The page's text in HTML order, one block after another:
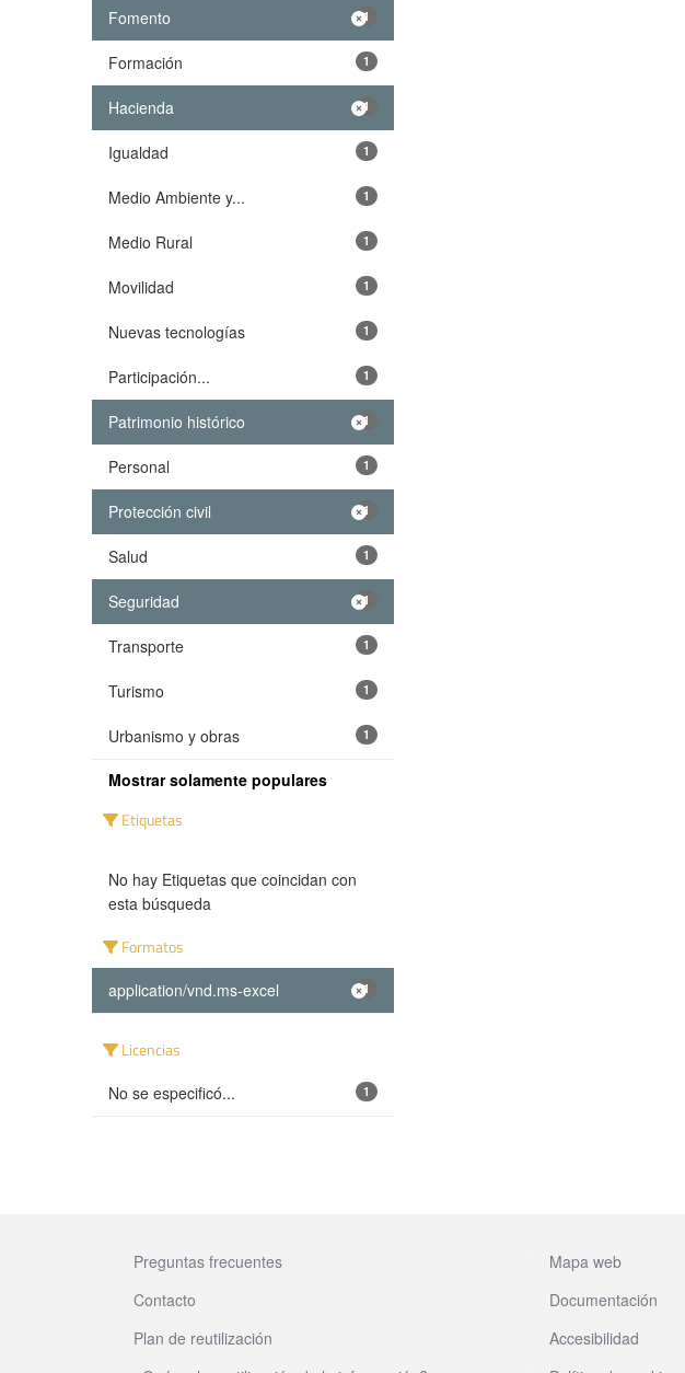
Fomento 1
Formación 1
Hacienda 1
Igualdad 1
Medio Ambiente y... 1
Medio Rural 1
Movilidad 1
Nuevas tecnologías 1
Participación... 1
Patrimonio histórico 1
Personal 1
Protección civil 1
Salud 1
Seguridad 1
Transporte 1
Turismo 1
Urbanismo y obras 1
Mostrar solamente populares
Etiquetas
No hay Etiquetas que coincidan con
esta búsqueda
Formatos
application/vnd.ms-excel 1
Licencias
No se especificó... 1
Preguntas frecuentes Mapa web
Contacto
Documentación
Plan de reutilización
Accesibilidad